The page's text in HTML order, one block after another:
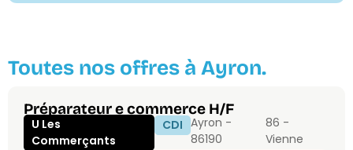
Toutes nos offres à Ayron.
Préparateur e commerce H/F
U Les
Commerçants
CDI Ayron -
86190
86 -
Vienne